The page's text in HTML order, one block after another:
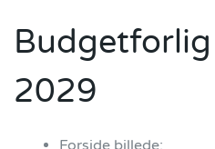
2029
Forside billede: